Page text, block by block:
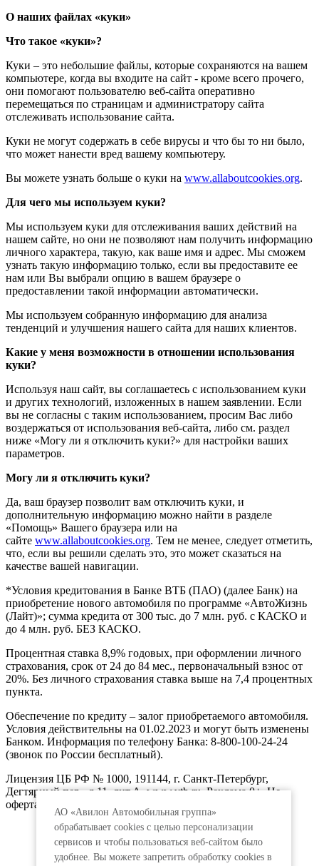
АО «Авилон Автомобильная группа»
обрабатывает cookies с целью персонализации
сервисов и чтобы пользоваться веб-сайтом было
удобнее. Вы можете запретить обработку сookies в
О наших файлах «куки»
Что такое «куки»?
Куки – это небольшие файлы, которые сохраняются на вашем
компьютере, когда вы входите на сайт - кроме всего прочего,
они помогают пользователю веб-сайта оперативно
перемещаться по страницам и администратору сайта
отслеживать использование сайта.
Куки не могут содержать в себе вирусы и что бы то ни было,
что может нанести вред вашему компьютеру.
Вы можете узнать больше о куки на www.allaboutcookies.org.
Для чего мы используем куки?
Мы используем куки для отслеживания ваших действий на
нашем сайте, но они не позволяют нам получить информацию
личного характера, такую, как ваше имя и адрес. Мы сможем
узнать такую информацию только, если вы предоставите ее
нам или Вы выбрали опцию в вашем браузере о
предоставлении такой информации автоматически.
Мы используем собранную информацию для анализа
тенденций и улучшения нашего сайта для наших клиентов.
Какие у меня возможности в отношении использования
куки?
Используя наш сайт, вы соглашаетесь с использованием куки
и других технологий, изложенных в нашем заявлении. Если
вы не согласны с таким использованием, просим Вас либо
воздержаться от использования веб-сайта, либо см. раздел
ниже «Могу ли я отключить куки?» для настройки ваших
параметров.
Могу ли я отключить куки?
Да, ваш браузер позволит вам отключить куки, и
дополнительную информацию можно найти в разделе
«Помощь» Вашего браузера или на
сайте www.allaboutcookies.org. Тем не менее, следует отметить,
что, если вы решили сделать это, это может сказаться на
качестве вашей навигации.
*Условия кредитования в Банке ВТБ (ПАО) (далее Банк) на
приобретение нового автомобиля по программе «АвтоЖизнь
(Лайт)»; сумма кредита от 300 тыс. до 7 млн. руб. с КАСКО и
до 4 млн. руб. БЕЗ КАСКО.
Процентная ставка 8,9% годовых, при оформлении личного
страхования, срок от 24 до 84 мес., первоначальный взнос от
20%. Без личного страхования ставка выше на 7,4 процентных
пункта.
Обеспечение по кредиту – залог приобретаемого автомобиля.
Условия действительны на 01.02.2023 и могут быть изменены
Банком. Информация по телефону Банка: 8-800-100-24-24
(звонок по России бесплатный).
Лицензия ЦБ РФ № 1000, 191144, г. Санкт-Петербург,
Дегтярный пер., д.11, лит.А. www.vtb.ru. Реклама 0+. Не
оферта.